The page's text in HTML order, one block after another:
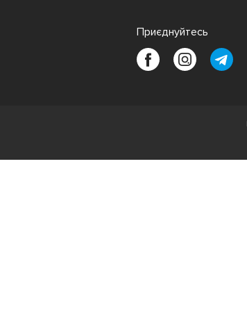
Приєднуйтесь